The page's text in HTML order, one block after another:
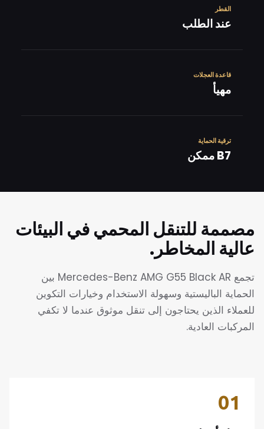
القطر
عند الطلب
قاعدة العجلات
مهيأ
ترقية الحماية
B7 ممكن
مصممة للتنقل المحمي في البيئات
عالية المخاطر.
تجمع Mercedes-Benz AMG G55 Black AR بين
الحماية الباليستية وسهولة الاستخدام وخيارات التكوين
للعملاء الذين يحتاجون إلى تنقل موثوق عندما لا تكفي
المركبات العادية.
01